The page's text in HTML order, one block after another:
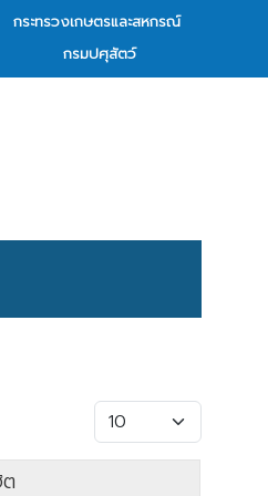
กระทรวงเกษตรและสหกรณ์
กรมปศุสัตว์
แสดง #